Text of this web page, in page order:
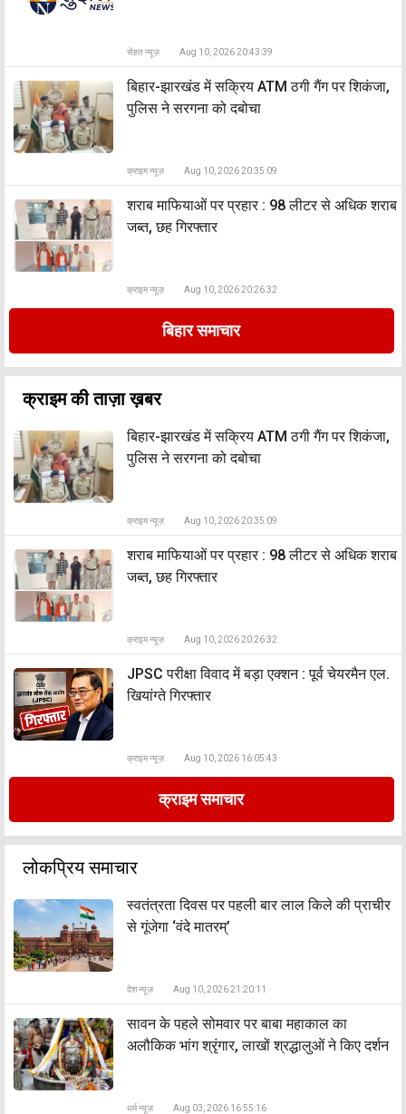
सेहत न्यूज़ Aug 10, 2026 20:43:39
बिहार-झारखंड में सक्रिय ATM ठगी गैंग पर शिकंजा,
पुलिस ने सरगना को दबोचा
क्राइम न्यूज़ Aug 10, 2026 20:35:09
शराब माफियाओं पर प्रहार : 98 लीटर से अधिक शराब
जब्त, छह गिरफ्तार
क्राइम न्यूज़ Aug 10, 2026 20:26:32
बिहार समाचार
क्राइम की ताज़ा ख़बर
बिहार-झारखंड में सक्रिय ATM ठगी गैंग पर शिकंजा,
पुलिस ने सरगना को दबोचा
क्राइम न्यूज़ Aug 10, 2026 20:35:09
शराब माफियाओं पर प्रहार : 98 लीटर से अधिक शराब
जब्त, छह गिरफ्तार
क्राइम न्यूज़ Aug 10, 2026 20:26:32
JPSC परीक्षा विवाद में बड़ा एक्शन : पूर्व चेयरमैन एल.
खियांग्ते गिरफ्तार
क्राइम न्यूज़ Aug 10, 2026 16:05:43
क्राइम समाचार
लोकप्रिय समाचार
स्वतंत्रता दिवस पर पहली बार लाल किले की प्राचीर
से गूंजेगा ‘वंदे मातरम्’
देश न्यूज़ Aug 10, 2026 21:20:11
सावन के पहले सोमवार पर बाबा महाकाल का
अलौकिक भांग श्रृंगार, लाखों श्रद्धालुओं ने किए दर्शन
धर्म न्यूज़ Aug 03, 2026 16:55:16